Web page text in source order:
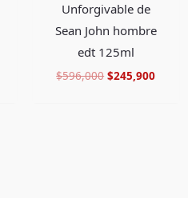
Unforgivable de
Sean John hombre
edt 125ml
$596,000 $245,900